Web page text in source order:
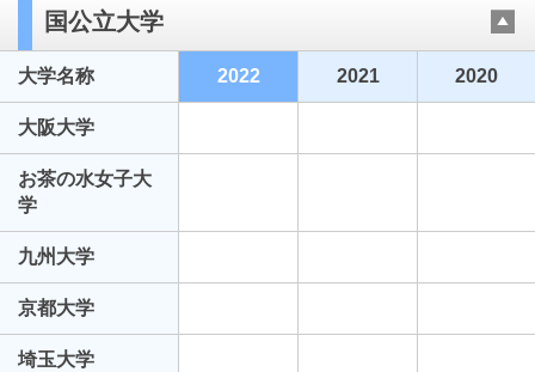
国公立大学
大学名称 2022 2021 2020
大阪大学
お茶の水女子大
学
九州大学
京都大学
埼玉大学